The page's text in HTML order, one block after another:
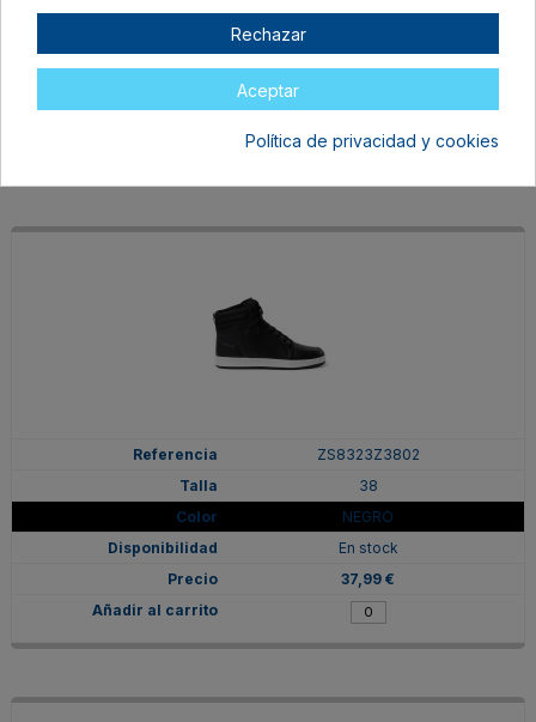
38
BLANCO/MARINO
37,99 €
ZS8323Z3802
38
NEGRO
En stock
37,99 €
Rechazar
Aceptar
Política de privacidad y cookies